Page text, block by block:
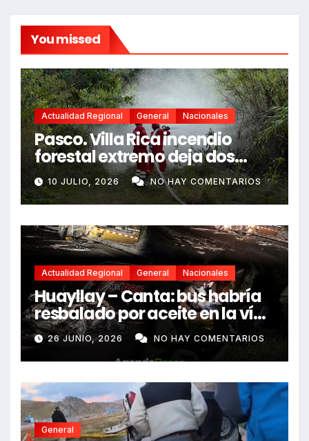
You missed
Actualidad Regional General Nacionales
Pasco. Villa Rica incendio
forestal extremo deja dos
fallecidos y heridos
10 JULIO, 2026 NO HAY COMENTARIOS
Actualidad Regional General Nacionales
Huayllay – Canta: bus habría
resbalado por aceite en la vía
e impactó auto siniestrado
dejando dos fallecidos
26 JUNIO, 2026 NO HAY COMENTARIOS
General